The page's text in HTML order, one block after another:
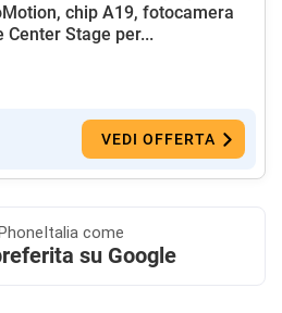
chip A19, fotocamera
Center Stage per...
VEDI OFFERTA
come
su Google